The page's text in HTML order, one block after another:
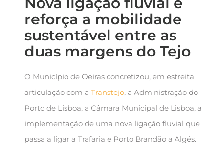
reforça a mobilidade
sustentável entre as
duas margens do Tejo
O Município de Oeiras concretizou, em estreita
articulação com a Transtejo, a Administração do
Porto de Lisboa, a Câmara Municipal de Lisboa, a
implementação de uma nova ligação fluvial que
passa a ligar a Trafaria e Porto Brandão a Algés.